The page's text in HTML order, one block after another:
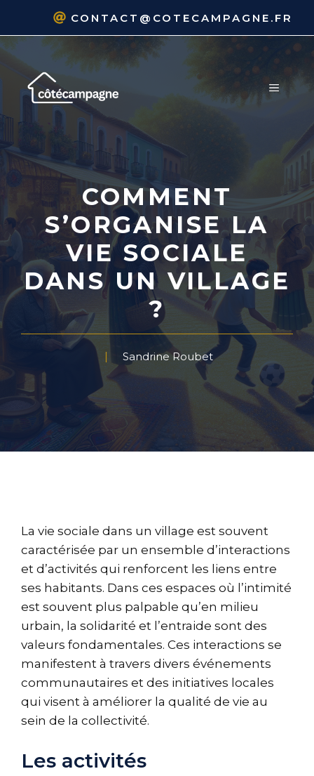
contenu
CONTACT@COTECAMPAGNE.FR
MENU
COMMENT
S’ORGANISE LA
VIE SOCIALE
DANS UN VILLAGE
?
Sandrine Roubet
La vie sociale dans un village est souvent
caractérisée par un ensemble d’interactions
et d’activités qui renforcent les liens entre
ses habitants. Dans ces espaces où l’intimité
est souvent plus palpable qu’en milieu
urbain, la solidarité et l’entraide sont des
valeurs fondamentales. Ces interactions se
manifestent à travers divers événements
communautaires et des initiatives locales
qui visent à améliorer la qualité de vie au
sein de la collectivité.
Les activités